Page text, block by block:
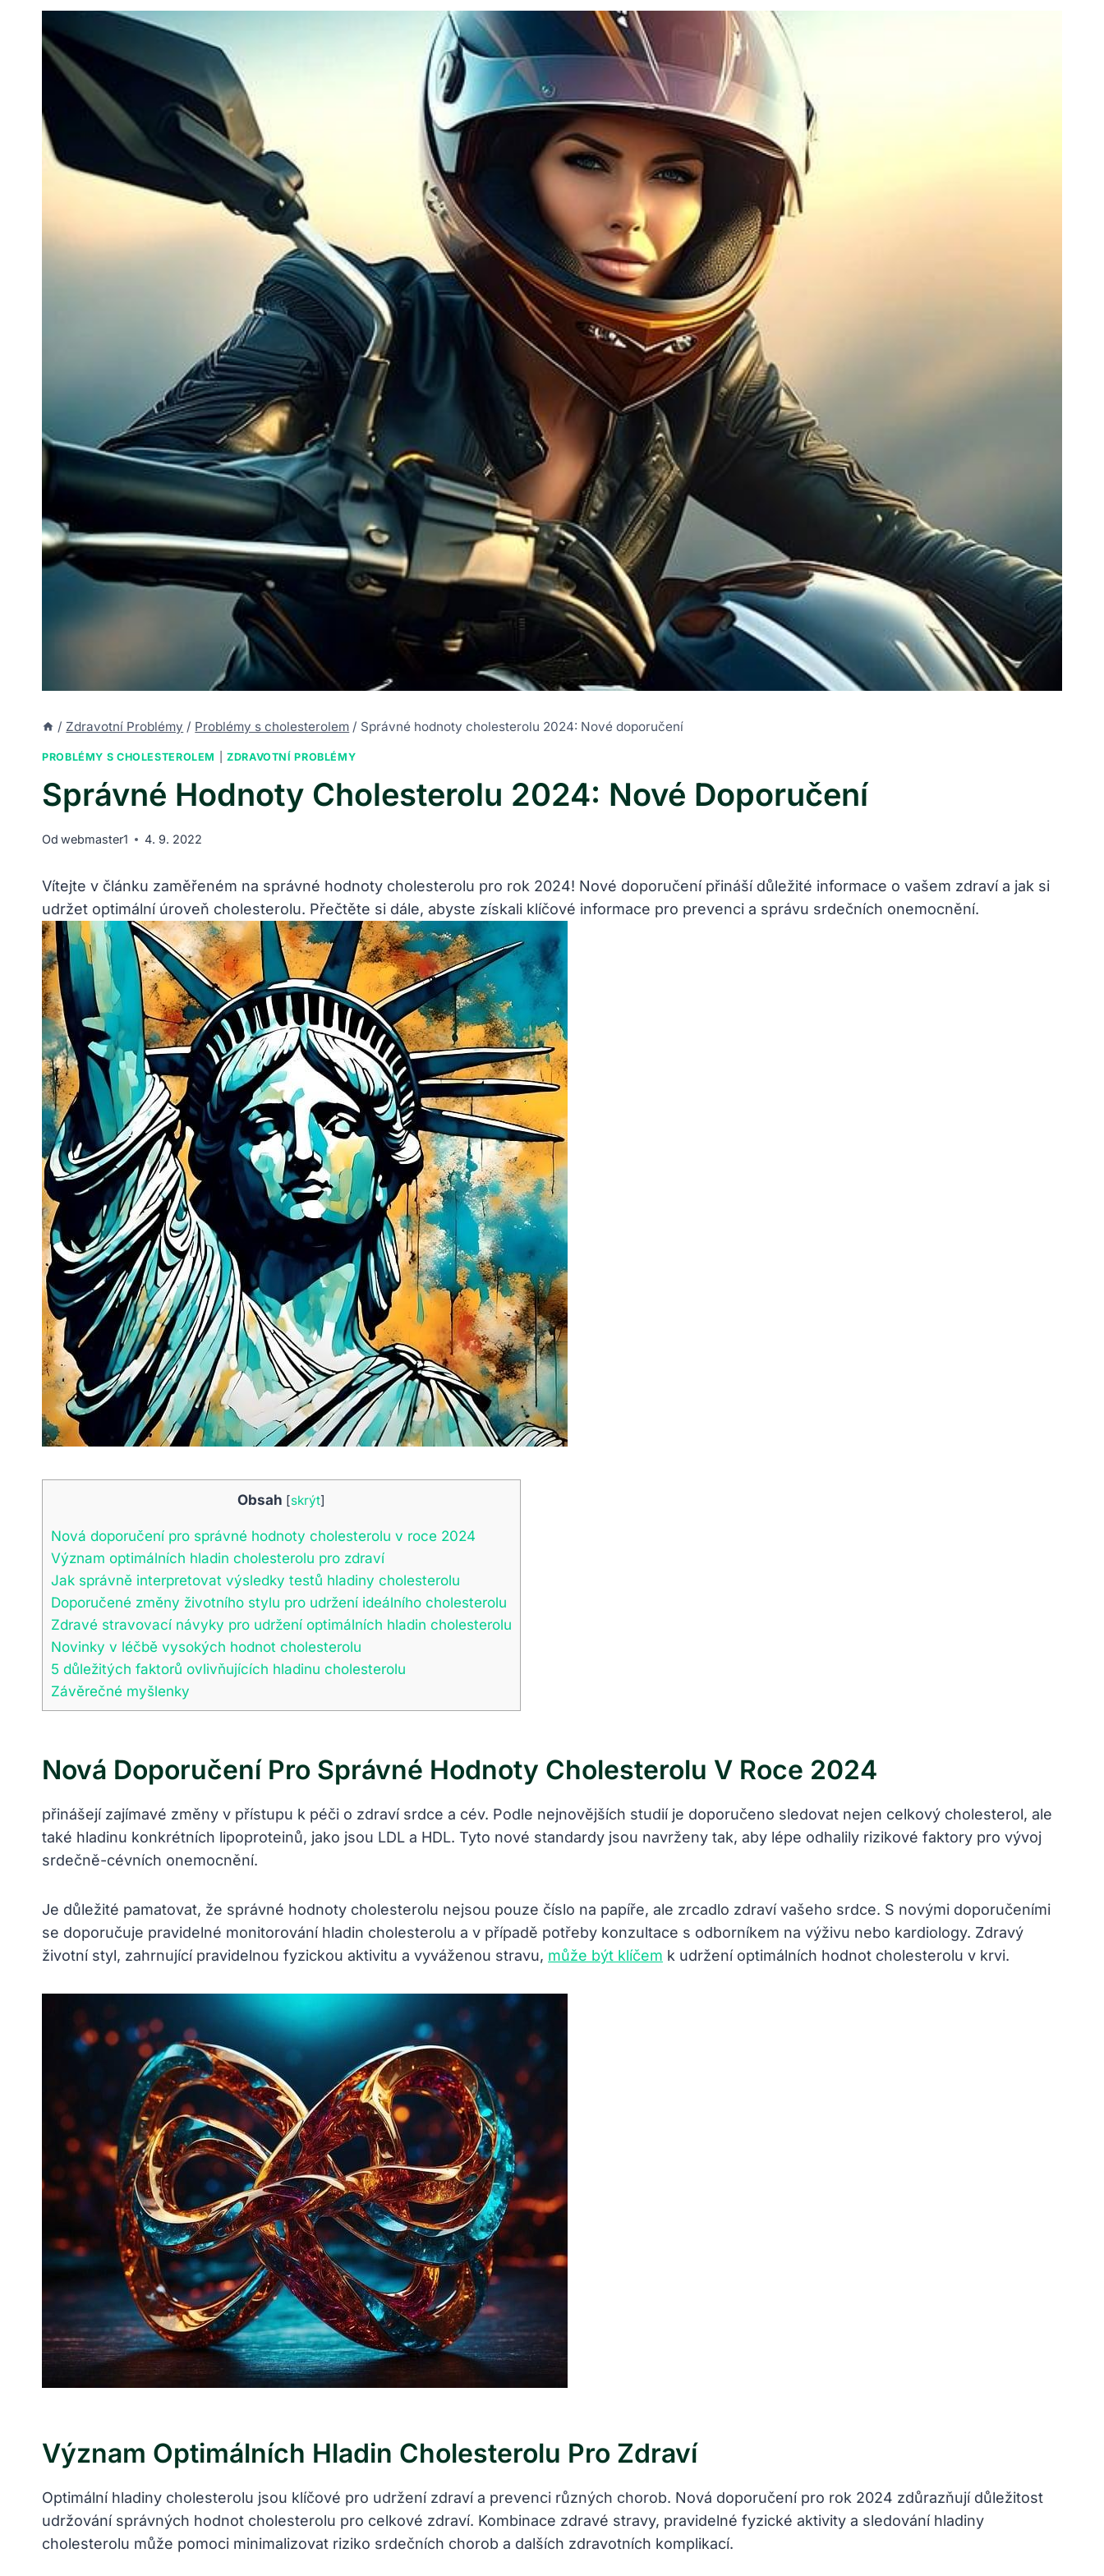
/ Zdravotní Problémy / Problémy s cholesterolem / Správné hodnoty cholesterolu 2024: Nové doporučení
PROBLÉMY S CHOLESTEROLEM |ZDRAVOTNÍ PROBLÉMY
Správné Hodnoty Cholesterolu 2024: Nové Doporučení
Od webmaster1 4. 9. 2022
Vítejte v článku zaměřeném na správné hodnoty cholesterolu pro rok 2024! Nové doporučení přináší důležité informace o vašem zdraví a jak si
udržet optimální úroveň cholesterolu. Přečtěte si dále, abyste získali klíčové informace pro prevenci a správu srdečních onemocnění.
Obsah [skrýt]
Nová doporučení pro správné hodnoty cholesterolu v roce 2024
Význam optimálních hladin cholesterolu pro zdraví
Jak správně interpretovat výsledky testů hladiny cholesterolu
Doporučené změny životního stylu pro udržení ideálního cholesterolu
Zdravé stravovací návyky pro udržení optimálních hladin cholesterolu
Novinky v léčbě vysokých hodnot cholesterolu
5 důležitých faktorů ovlivňujících hladinu cholesterolu
Závěrečné myšlenky
Nová Doporučení Pro Správné Hodnoty Cholesterolu V Roce 2024
přinášejí zajímavé změny v přístupu k péči o zdraví srdce a cév. Podle nejnovějších studií je doporučeno sledovat nejen celkový cholesterol, ale
také hladinu konkrétních lipoproteinů, jako jsou LDL a HDL. Tyto nové standardy jsou navrženy tak, aby lépe odhalily rizikové faktory pro vývoj
srdečně-cévních onemocnění.
Je důležité pamatovat, že správné hodnoty cholesterolu nejsou pouze číslo na papíře, ale zrcadlo zdraví vašeho srdce. S novými doporučeními
se doporučuje pravidelné monitorování hladin cholesterolu a v případě potřeby konzultace s odborníkem na výživu nebo kardiology. Zdravý
životní styl, zahrnující pravidelnou fyzickou aktivitu a vyváženou stravu, může být klíčem k udržení optimálních hodnot cholesterolu v krvi.
Význam Optimálních Hladin Cholesterolu Pro Zdraví
Optimální hladiny cholesterolu jsou klíčové pro udržení zdraví a prevenci různých chorob. Nová doporučení pro rok 2024 zdůrazňují důležitost
udržování správných hodnot cholesterolu pro celkové zdraví. Kombinace zdravé stravy, pravidelné fyzické aktivity a sledování hladiny
cholesterolu může pomoci minimalizovat riziko srdečních chorob a dalších zdravotních komplikací.